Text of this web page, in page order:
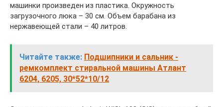
машинки произведен из пластика. Окружность
загрузочного люка – 30 см. Объем барабана из
нержавеющей стали – 40 литров.
Читайте также: Подшипники и сальник -
ремкомплект стиральной машины Атлант
6204, 6205, 30*52*10/12